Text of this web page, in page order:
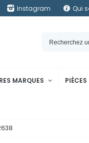
Instagram Qui
MARQUES